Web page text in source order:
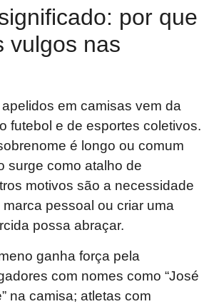
por que
vulgos nas
em camisas vem da
futebol e de esportes coletivos.
é longo ou comum
surge como atalho de
motivos são a necessidade
pessoal ou criar uma
possa abraçar.
ganha força pela
com nomes como “José
na camisa; atletas com